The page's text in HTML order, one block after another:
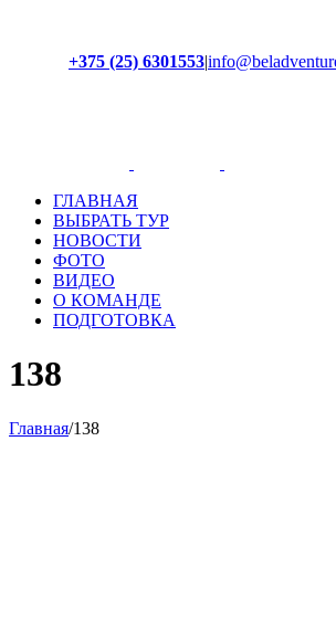
+375 (25) 6301553|
ГЛАВНАЯ
ВЫБРАТЬ ТУР
НОВОСТИ
ФОТО
ВИДЕО
О КОМАНДЕ
ПОДГОТОВКА
138
Главная/138